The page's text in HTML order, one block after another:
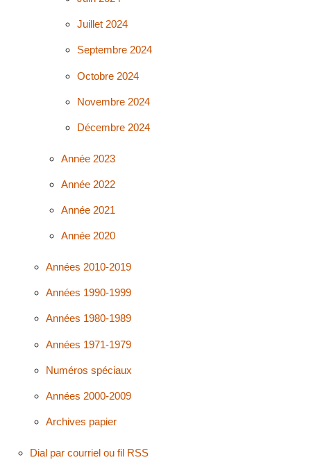
Juillet 2024
Septembre 2024
Octobre 2024
Novembre 2024
Décembre 2024
Année 2023
Année 2022
Année 2021
Année 2020
Années 2010-2019
Années 1990-1999
Années 1980-1989
Années 1971-1979
Numéros spéciaux
Années 2000-2009
Archives papier
Dial par courriel ou fil RSS